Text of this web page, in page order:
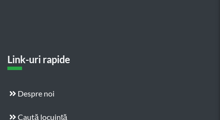
Link-uri rapide
Despre noi
Caută locuință